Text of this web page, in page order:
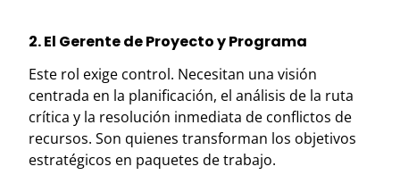
2. El Gerente de Proyecto y Programa
Este rol exige control. Necesitan una visión
centrada en la planificación, el análisis de la ruta
crítica y la resolución inmediata de conflictos de
recursos. Son quienes transforman los objetivos
estratégicos en paquetes de trabajo.